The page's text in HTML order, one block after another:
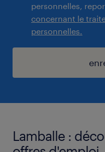
personnelles,
concernant le
personnelles.
Lamballe :